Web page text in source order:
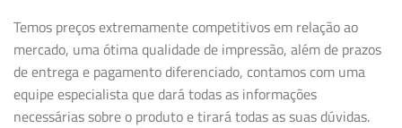
Temos preços extremamente competitivos em relação ao
mercado, uma ótima qualidade de impressão, além de prazos
de entrega e pagamento diferenciado, contamos com uma
equipe especialista que dará todas as informações
necessárias sobre o produto e tirará todas as suas dúvidas.